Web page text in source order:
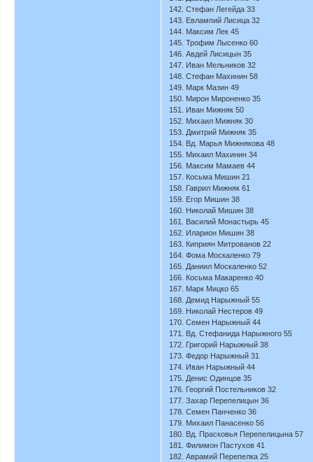
142. Стефан Легейда 33
143. Евлампий Лисица 32
144. Максим Лек 45
145. Трофим Лысенко 60
146. Авдей Лисицын 35
147. Иван Мельников 32
148. Стефан Махинин 58
149. Марк Мазин 49
150. Мирон Мироненко 35
151. Иван Мижняк 50
152. Михаил Мижняк 30
153. Дмитрий Мижняк 35
154. Вд. Марья Мижнякова 48
155. Михаил Махинин 34
156. Максим Мамаев 44
157. Косьма Мишин 21
158. Гаврил Мижняк 61
159. Егор Мишин 38
160. Николай Мишин 38
161. Василий Монастырь 45
162. Иларион Мишин 38
163. Киприян Митрованов 22
164. Фома Москаленко 79
165. Даниил Москаленко 52
166. Косьма Макаренко 40
167. Марк Мицко 65
168. Демид Нарыжный 55
169. Николай Нестеров 49
170. Семен Нарыжный 44
171. Вд. Стефанида Нарыжного 55
172. Григорий Нарыжный 38
173. Федор Нарыжный 31
174. Иван Нарыжный 44
175. Денис Одинцов 35
176. Георгий Постельников 32
177. Захар Перепелицын 36
178. Семен Панченко 36
179. Михаил Панасенко 56
180. Вд. Прасковья Перепелицына 57
181. Филимон Пастухов 41
182. Аврамий Перепелка 25